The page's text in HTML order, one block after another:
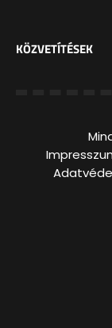
KÖZVETÍTÉSEK